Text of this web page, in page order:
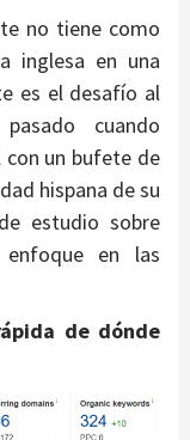
no tiene como
inglesa en una
es el desafío al
cuando
con un bufete de
hispana de su
estudio sobre
en las
de dónde